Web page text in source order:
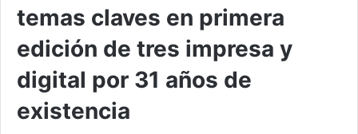
temas claves en primera
edición de tres impresa y
digital por 31 años de
existencia